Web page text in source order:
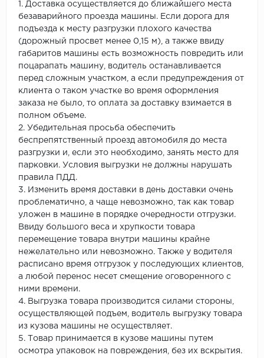
1. Доставка осуществляется до ближайшего места
безаварийного проезда машины. Если дорога для
подъезда к месту разгрузки плохого качества
(дорожный просвет менее 0,15 м), а также ввиду
габаритов машины есть возможность повредить или
поцарапать машину, водитель останавливается
перед сложным участком, а если предупреждения от
клиента о таком участке во время оформления
заказа не было, то оплата за доставку взимается в
полном объеме.
2. Убедительная просьба обеспечить
беспрепятственный проезд автомобиля до места
разгрузки и, если это необходимо, занять место для
парковки. Условия выгрузки не должны нарушать
правила ПДД.
3. Изменить время доставки в день доставки очень
проблематично, а чаще невозможно, так как товар
уложен в машине в порядке очередности отгрузки.
Ввиду большого веса и хрупкости товара
перемещение товара внутри машины крайне
нежелательно или невозможно. Также у водителя
расписано время отгрузок у последующих клиентов,
а любой перенос несет смещение оговоренного с
ними времени.
4. Выгрузка товара производится силами стороны,
осуществляющей подъем, водитель выгрузку товара
из кузова машины не осуществляет.
5. Товар принимается в кузове машины путем
осмотра упаковок на повреждения, без их вскрытия.